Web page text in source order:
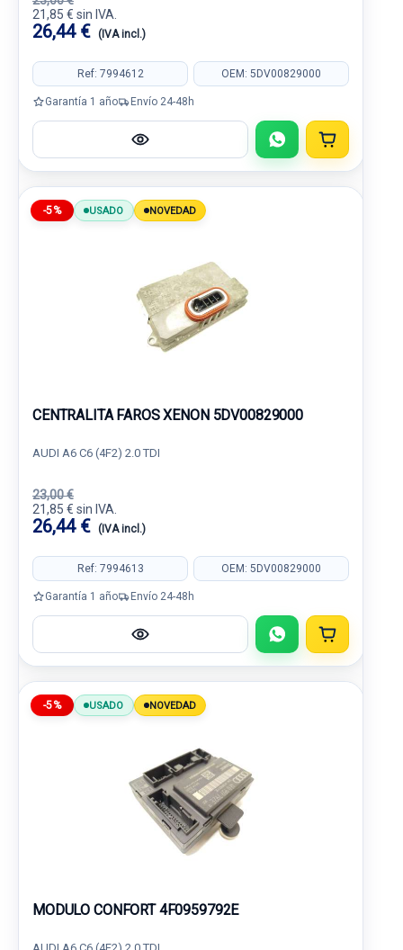
21,85 € sin IVA.
26,44 € (IVA incl.)
Ref: 7994612 OEM: 5DV00829000
Garantía 1 año Envío 24-48h
-5% USADO NOVEDAD
CENTRALITA FAROS XENON 5DV00829000
AUDI A6 C6 (4F2) 2.0 TDI
23,00 €
21,85 € sin IVA.
26,44 € (IVA incl.)
Ref: 7994613 OEM: 5DV00829000
Garantía 1 año Envío 24-48h
-5% USADO NOVEDAD
MODULO CONFORT 4F0959792E